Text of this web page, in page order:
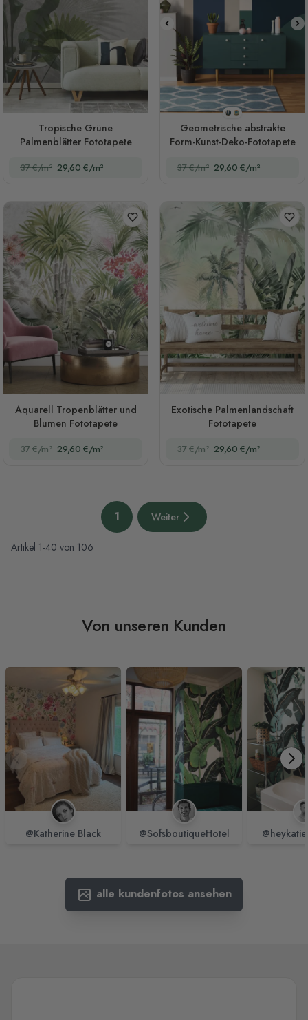
Tropische Grüne
Palmenblätter Fototapete
37 €/m² 29,60 €/m²
Stil 1
Stil 2
Geometrische abstrakte
Form-Kunst-Deko-Fototapete
37 €/m² 29,60 €/m²
Aquarell Tropenblätter und
Blumen Fototapete
37 €/m² 29,60 €/m²
Exotische Palmenlandschaft
Fototapete
37 €/m² 29,60 €/m²
Artikel 1-40 von 106
Sie lesen gerade die Seite
1 Nächste Seite
Weiter
Von unseren Kunden
@Katherine Black @SofsboutiqueHotel
alle kundenfotos ansehen